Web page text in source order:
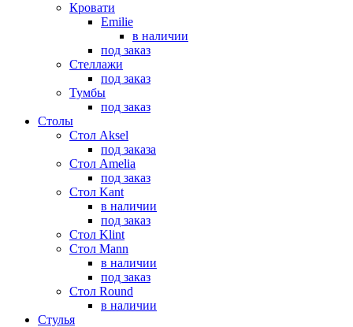
Кровати
Emilie
в наличии
под заказ
Стеллажи
под заказ
Тумбы
под заказ
Столы
Стол Aksel
под заказа
Стол Amelia
под заказ
Стол Kant
в наличии
под заказ
Стол Klint
Стол Mann
в наличии
под заказ
Стол Round
в наличии
Стулья